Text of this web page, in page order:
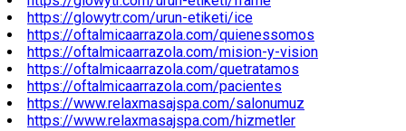
https://glowytr.com/urun-etiketi/ice
https://oftalmicaarrazola.com/quienessomos
https://oftalmicaarrazola.com/mision-y-vision
https://oftalmicaarrazola.com/quetratamos
https://oftalmicaarrazola.com/pacientes
https://www.relaxmasajspa.com/salonumuz
https://www.relaxmasajspa.com/hizmetler